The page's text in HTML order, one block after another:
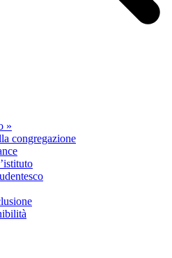
»
congregazione